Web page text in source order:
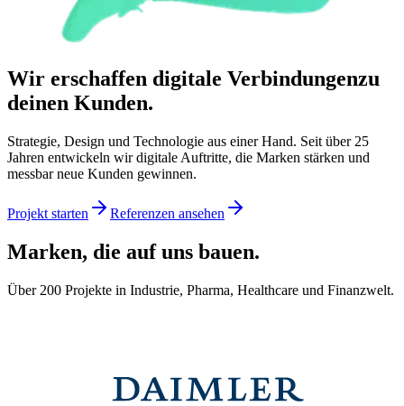
Wir erschaffen digitale Verbindungenzu
deinen Kunden.
Strategie, Design und Technologie aus einer Hand. Seit über 25
Jahren entwickeln wir digitale Auftritte, die Marken stärken und
messbar neue Kunden gewinnen.
Projekt starten Referenzen ansehen
Marken, die auf uns bauen.
Über 200 Projekte in Industrie, Pharma, Healthcare und Finanzwelt.